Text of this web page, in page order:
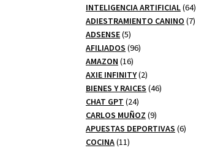
productos
INTELIGENCIA ARTIFICIAL 6464
ADIESTRAMIENTO CANINO 77
ADSENSE 55
productos
AFILIADOS 9696
AMAZON 1616
productos
AXIE INFINITY 22
productos
BIENES Y RAICES 4646
CHAT GPT 2424
productos
CARLOS MUÑOZ 99
productos
APUESTAS DEPORTIVAS 66
COCINA 1111